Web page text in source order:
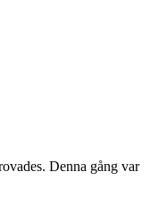
Denna gång var